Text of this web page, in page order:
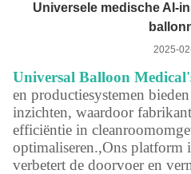
Universele medische AI-
2025-
Universal Balloon
en productiesystemen
inzichten, waardoor
efficiëntie in
optimaliseren.,Ons platform
verbetert de doorvoer en